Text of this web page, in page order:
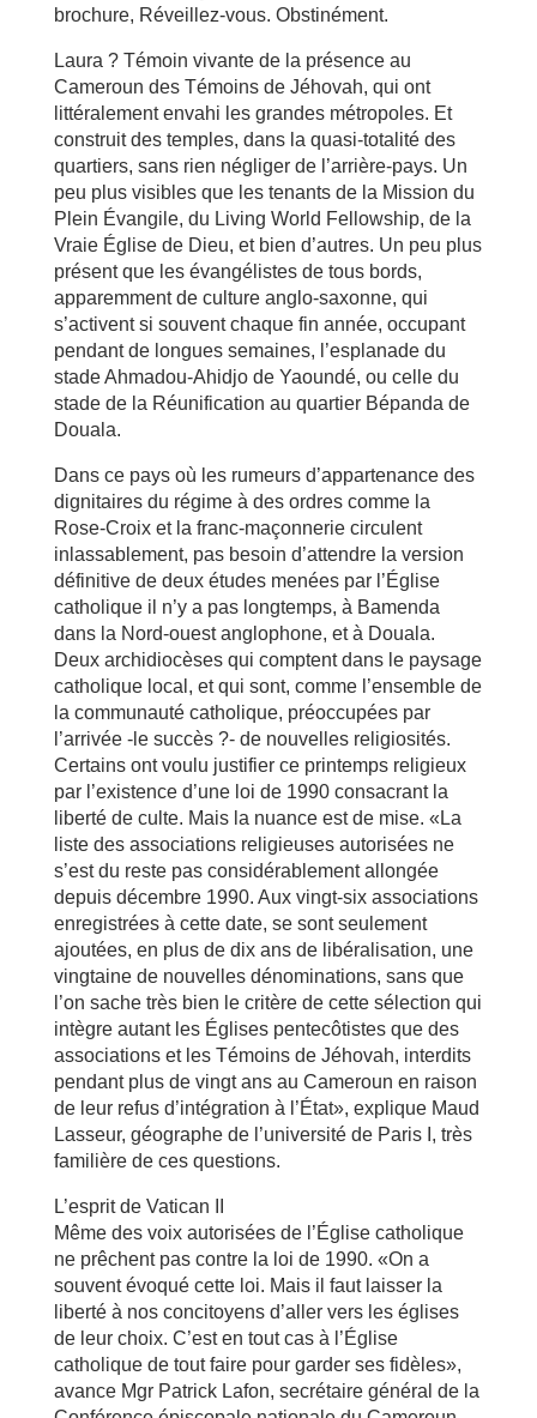
brochure, Réveillez-vous. Obstinément.
Laura ? Témoin vivante de la présence au
Cameroun des Témoins de Jéhovah, qui ont
littéralement envahi les grandes métropoles. Et
construit des temples, dans la quasi-totalité des
quartiers, sans rien négliger de l’arrière-pays. Un
peu plus visibles que les tenants de la Mission du
Plein Évangile, du Living World Fellowship, de la
Vraie Église de Dieu, et bien d’autres. Un peu plus
présent que les évangélistes de tous bords,
apparemment de culture anglo-saxonne, qui
s’activent si souvent chaque fin année, occupant
pendant de longues semaines, l’esplanade du
stade Ahmadou-Ahidjo de Yaoundé, ou celle du
stade de la Réunification au quartier Bépanda de
Douala.
Dans ce pays où les rumeurs d’appartenance des
dignitaires du régime à des ordres comme la
Rose-Croix et la franc-maçonnerie circulent
inlassablement, pas besoin d’attendre la version
définitive de deux études menées par l’Église
catholique il n’y a pas longtemps, à Bamenda
dans la Nord-ouest anglophone, et à Douala.
Deux archidiocèses qui comptent dans le paysage
catholique local, et qui sont, comme l’ensemble de
la communauté catholique, préoccupées par
l’arrivée -le succès ?- de nouvelles religiosités.
Certains ont voulu justifier ce printemps religieux
par l’existence d’une loi de 1990 consacrant la
liberté de culte. Mais la nuance est de mise. «La
liste des associations religieuses autorisées ne
s’est du reste pas considérablement allongée
depuis décembre 1990. Aux vingt-six associations
enregistrées à cette date, se sont seulement
ajoutées, en plus de dix ans de libéralisation, une
vingtaine de nouvelles dénominations, sans que
l’on sache très bien le critère de cette sélection qui
intègre autant les Églises pentecôtistes que des
associations et les Témoins de Jéhovah, interdits
pendant plus de vingt ans au Cameroun en raison
de leur refus d’intégration à l’État», explique Maud
Lasseur, géographe de l’université de Paris I, très
familière de ces questions.
L’esprit de Vatican II
Même des voix autorisées de l’Église catholique
ne prêchent pas contre la loi de 1990. «On a
souvent évoqué cette loi. Mais il faut laisser la
liberté à nos concitoyens d’aller vers les églises
de leur choix. C’est en tout cas à l’Église
catholique de tout faire pour garder ses fidèles»,
avance Mgr Patrick Lafon, secrétaire général de la